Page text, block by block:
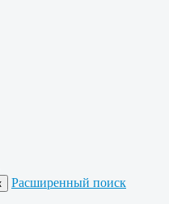
Расширенный поиск